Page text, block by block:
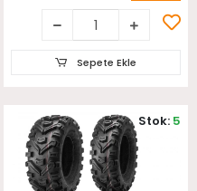
Sepete Ekle
Stok: 5